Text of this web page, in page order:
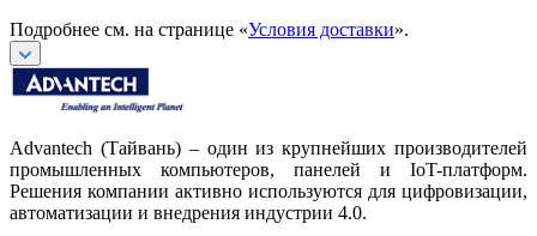
Подробнее см. на странице «Условия доставки».
Advantech (Тайвань) – один из крупнейших производителей
промышленных компьютеров, панелей и IoT-платформ.
Решения компании активно используются для цифровизации,
автоматизации и внедрения индустрии 4.0.